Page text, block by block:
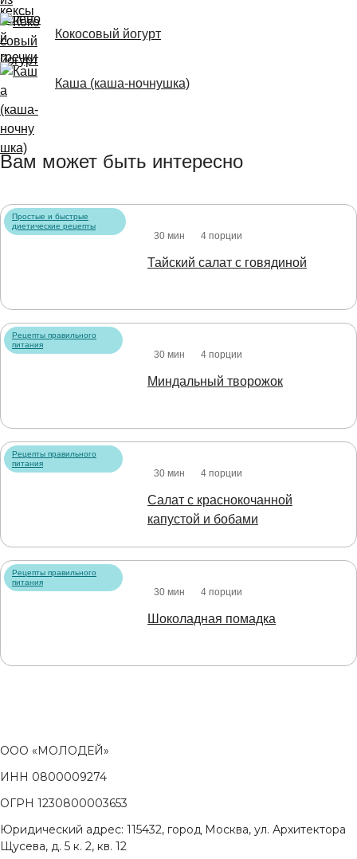
Кокосовый йогурт
Каша (каша-ночнушка)
Вам может быть интересно
Простые и быстрые
диетические рецепты
30 мин 4 порции
Тайский салат с говядиной
Рецепты правильного
питания
30 мин 4 порции
Миндальный творожок
Рецепты правильного
питания
30 мин 4 порции
Салат с краснокочанной
капустой и бобами
Рецепты правильного
питания
30 мин 4 порции
Шоколадная помадка
ООО «МОЛОДЕЙ»
ИНН 0800009274
ОГРН 1230800003653
Юридический адрес: 115432, город Москва, ул. Архитектора
Щусева, д. 5 к. 2, кв. 12